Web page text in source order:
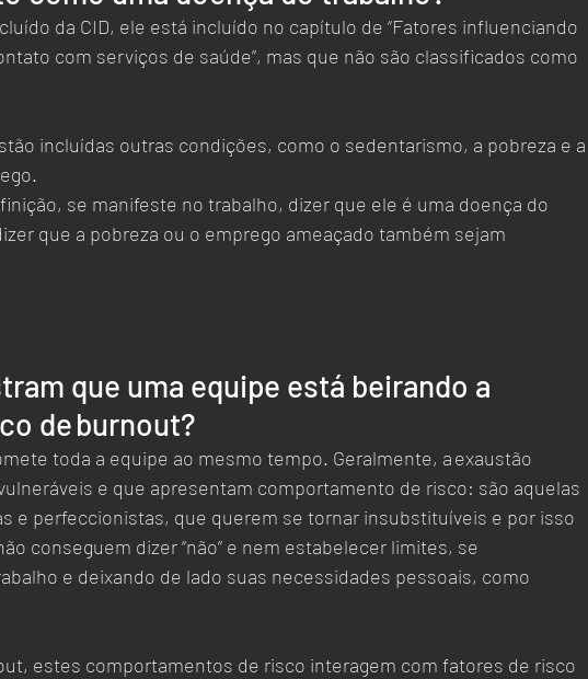
da CID, ele está incluído no capítulo de “Fatores influenciando
com serviços de saúde”, mas que não são classificados como
incluídas outras condições, como o sedentarismo, a pobreza e a
se manifeste no trabalho, dizer que ele é uma doença do
que a pobreza ou o emprego ameaçado também sejam
que uma equipe está beirando a
de burnout?
toda a equipe ao mesmo tempo. Geralmente, a exaustão
e que apresentam comportamento de risco: são aquelas
e perfeccionistas, que querem se tornar insubstituíveis e por isso
conseguem dizer “não” e nem estabelecer limites, se
e deixando de lado suas necessidades pessoais, como
estes comportamentos de risco interagem com fatores de risco